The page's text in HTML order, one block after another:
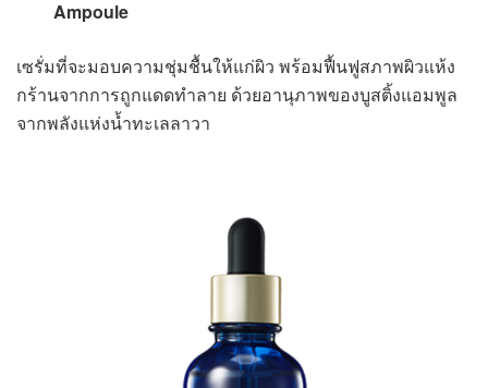
Ampoule
เซรั่มที่จะมอบความชุ่มชื้นให้แก่ผิว พร้อมฟื้นฟูสภาพผิวแห้ง
กร้านจากการถูกแดดทำลาย ด้วยอานุภาพของบูสติ้งแอมพูล
จากพลังแห่งน้ำทะเลลาวา